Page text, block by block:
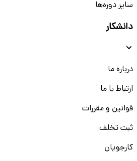
سایر دوره‌ها
دانشکار
درباره ما
ارتباط با ما
قوانین و مقررات
ثبت تخلف
کارجویان